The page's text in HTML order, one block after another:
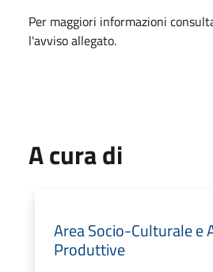
Per maggiori informazioni
l'avviso allegato.
A cura di
Area Socio-Culturale e
Produttive